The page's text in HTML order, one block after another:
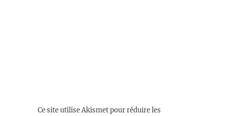
Ce site utilise Akismet pour réduire les